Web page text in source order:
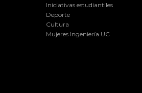
Iniciativas estudiantiles
Deporte
Cultura
Mujeres Ingeniería UC